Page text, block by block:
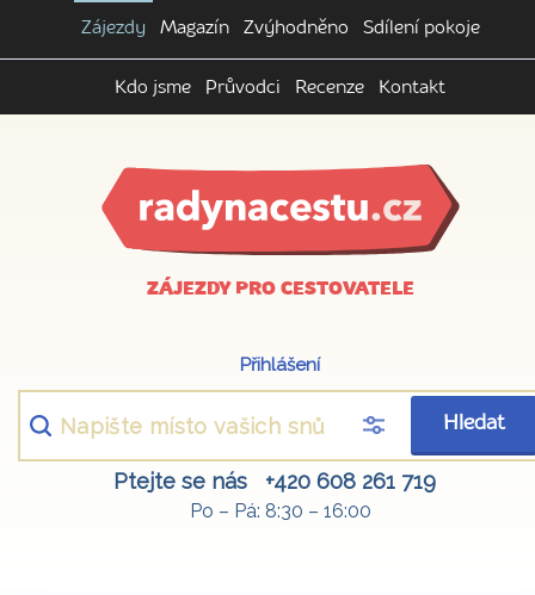
Zájezdy Magazín Zvýhodněno Sdílení pokoje
Kdo jsme Průvodci Recenze Kontakt
ZÁJEZDY PRO CESTOVATELE
Přihlášení
Hledat
Ptejte se nás +420 608 261 719
Po – Pá: 8:30 – 16:00